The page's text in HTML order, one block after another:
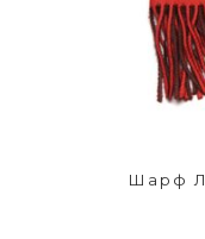
Шарф